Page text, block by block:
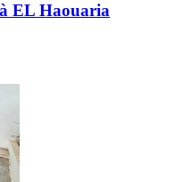
EL Haouaria